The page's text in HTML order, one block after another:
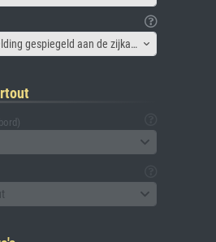
Canvas lijst - Afbeelding gespiegeld aan de zijkant